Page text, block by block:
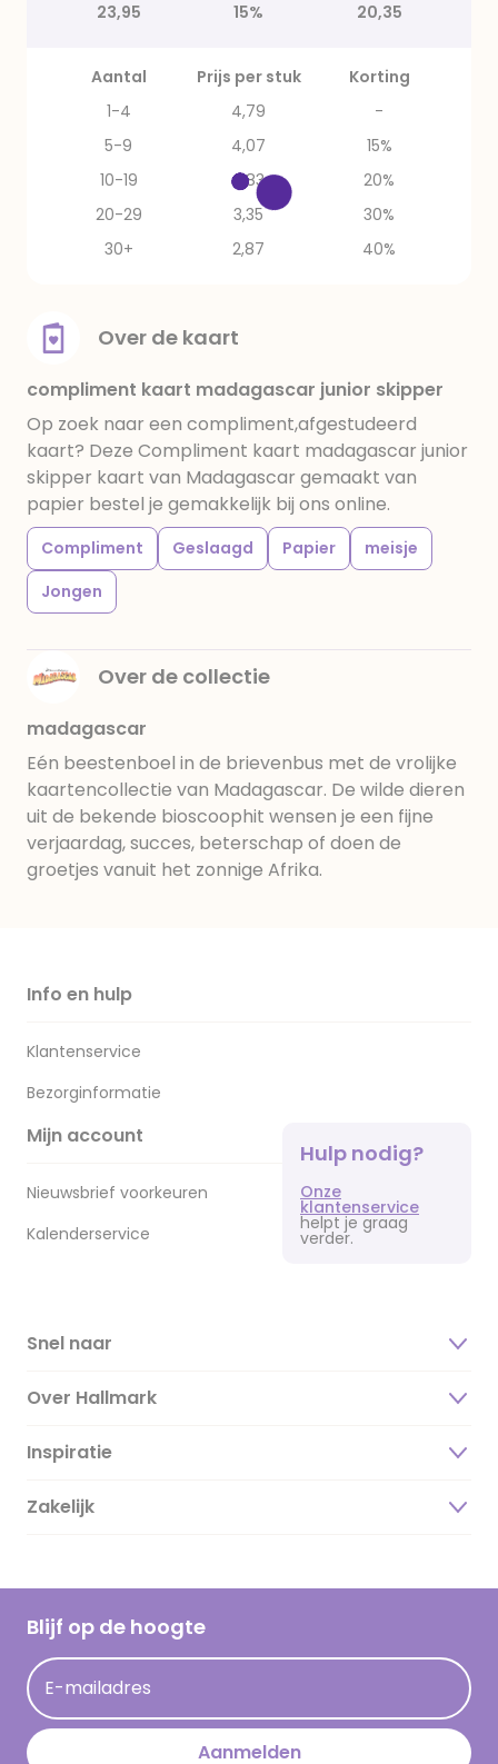
23,95
15% 20,35
Aantal Prijs per stuk
Korting
1-4
4,79
-
5-9
4,07
15%
10-19
3,83
20%
20-29
3,35
30%
30+
2,87 40%
Over de kaart
compliment kaart madagascar junior skipper
Op zoek naar een compliment,afgestudeerd
kaart? Deze Compliment kaart madagascar junior
skipper kaart van Madagascar gemaakt van
papier bestel je gemakkelijk bij ons online.
Compliment Geslaagd Papier
meisje
Jongen
Over de collectie
madagascar
Eén beestenboel in de brievenbus met de vrolijke
kaartencollectie van Madagascar. De wilde dieren
uit de bekende bioscoophit wensen je een fijne
verjaardag, succes, beterschap of doen de
groetjes vanuit het zonnige Afrika.
Info en hulp
Klantenservice
Bezorginformatie
Mijn account
Nieuwsbrief voorkeuren
Kalenderservice
Hulp nodig?
Onze
klantenservice
helpt je graag
verder.
Snel naar
Over Hallmark
Over ons
Duurzaamheid
Hallmark Kaartclub
Acties
Persberichten
Hallmark en Kinderpostzegels
Inspiratie
Magazine
Cadeau inspiratie
Kaartinspiratie
Zakelijk
Blijf op de hoogte
E-mailadres
Aanmelden